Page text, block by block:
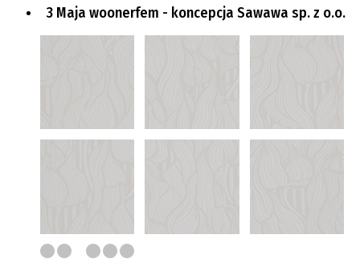
3 Maja woonerfem - koncepcja Sawawa sp. z o.o.